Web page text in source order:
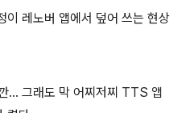
레노버 앱에서 덮어 쓰는 현상
... 그래도 막 어찌저찌 TTS 앱